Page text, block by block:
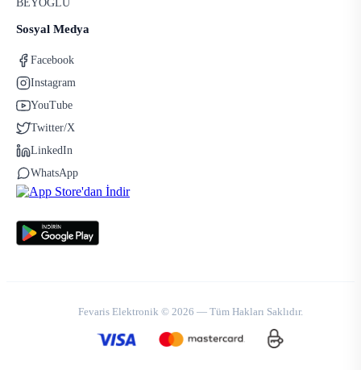
BEYOĞLU
Sosyal Medya
Facebook
Instagram
YouTube
Twitter/X
LinkedIn
WhatsApp
Fevaris Elektronik © 2026 — Tüm Hakları Saklıdır.